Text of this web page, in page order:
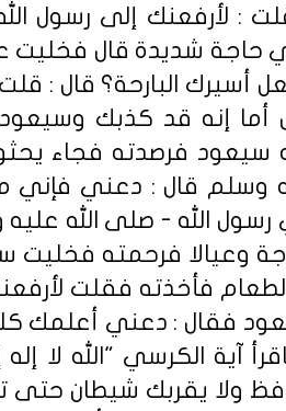
: لأرفعنك إلى رسول
حاجة شديدة قال فخليت
أسيرك البارحة؟ قال : قلت
أما إنه قد كذبك
سيعود فرصدته فجاء
وسلم قال : دعني فإني
الله - صلى الله عليه
وعيالا فرحمته فخليت
فأخذته فقلت
تعود فقال : دعني أعلمك
آية الكرسي "الله لا
ولا يقربك شيطان